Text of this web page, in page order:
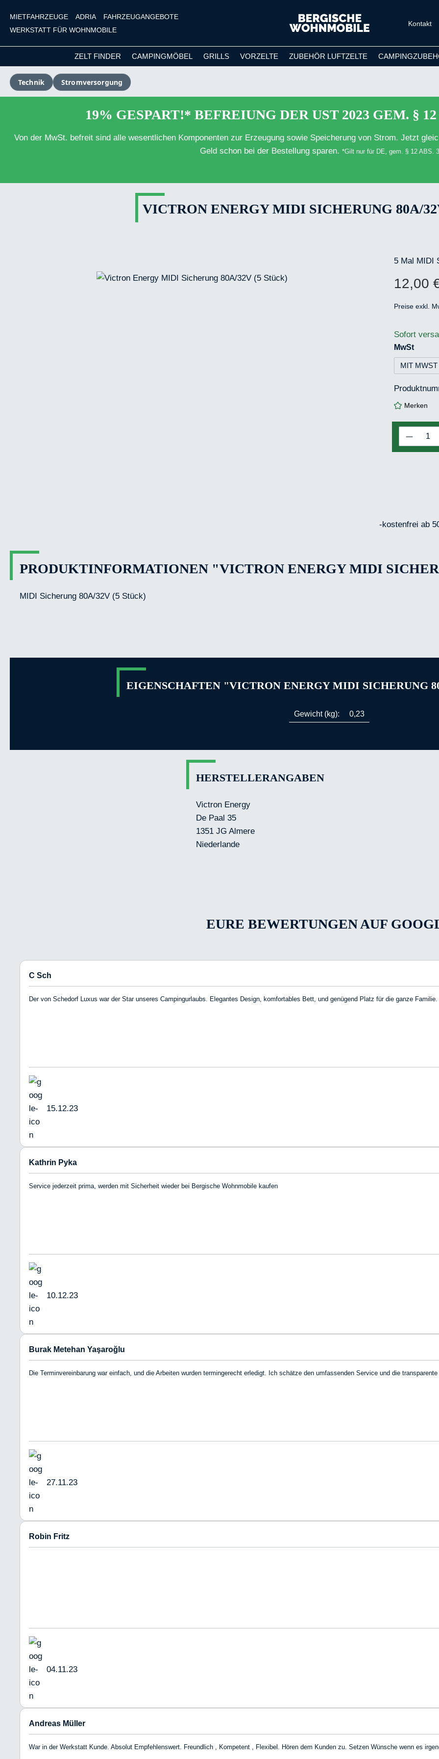
Hauptinhalt springen
Zur Suche springen
Zur Hauptnavigation springen
MIETFAHRZEUGE ADRIA
FAHRZEUGANGEBOTE
WERKSTATT FÜR WOHNMOBILE
Kontakt
ZELT FINDER CAMPINGMÖBEL GRILLS VORZELTE ZUBEHÖR LUFTZELTE
Technik Stromversorgung
19% GESPART!* BEFREIUNG DER UST 2023 GEM. §
Von der MwSt. befreit sind alle wesentlichen Komponenten zur Erzeugung sowie Speicherung von Strom. Jetzt
Geld schon bei der Bestellung sparen. *Gilt nur für DE, gem. § 12 ABS.
VICTRON ENERGY MIDI SICHERUNG 80A/
5 Mal MIDI
Regulärer
12,00
Preise exkl.
Sofort
MwSt
MIT MWST
Merken
-kostenfrei ab
PRODUKTINFORMATIONEN "VICTRON ENERGY MIDI
MIDI Sicherung 80A/32V (5 Stück)
EIGENSCHAFTEN "VICTRON ENERGY MIDI SICHERUNG
Gewicht (kg): 0,23
HERSTELLERANGABEN
Victron Energy
De Paal 35
1351 JG Almere
Niederlande
EURE BEWERTUNGEN AUF
C Sch
Der von Schedorf Luxus war der Star unseres Campingurlaubs. Elegantes Design, komfortables Bett, und genügend Platz für die ganze Familie.
15.12.23
Kathrin Pyka
Service jederzeit prima, werden mit Sicherheit wieder bei Bergische Wohnmobile kaufen
10.12.23
Burak Metehan Yaşaroğlu
Die Terminvereinbarung war einfach, und die Arbeiten wurden termingerecht erledigt. Ich schätze den umfassenden Service und die
27.11.23
Robin Fritz
04.11.23
Andreas Müller
War in der Werkstatt Kunde. Absolut Empfehlenswert. Freundlich , Kompetent , Flexibel. Hören dem Kunden zu. Setzen Wünsche wenn es